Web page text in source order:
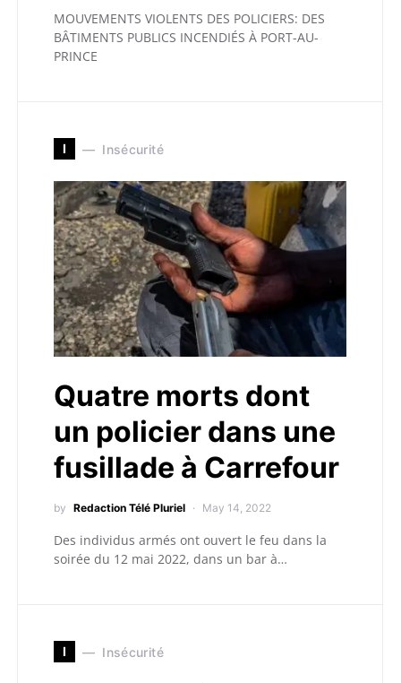
MOUVEMENTS VIOLENTS DES POLICIERS: DES
BÂTIMENTS PUBLICS INCENDIÉS À PORT-AU-
PRINCE
I Insécurité
Quatre morts dont
un policier dans une
fusillade à Carrefour
by Redaction Télé Pluriel May 14, 2022
Des individus armés ont ouvert le feu dans la
soirée du 12 mai 2022, dans un bar à…
I Insécurité